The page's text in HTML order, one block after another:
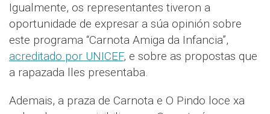
Igualmente, os representantes tiveron a
oportunidade de expresar a súa opinión sobre
este programa “Carnota Amiga da Infancia”,
acreditado por UNICEF, e sobre as propostas que
a rapazada lles presentaba.
Ademais, a praza de Carnota e O Pindo loce xa